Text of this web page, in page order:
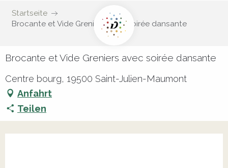
Startseite
Brocante et Vide Greniers avec soirée dansante
Brocante et Vide Greniers avec soirée dansante
Centre bourg, 19500 Saint-Julien-Maumont
Anfahrt
Teilen